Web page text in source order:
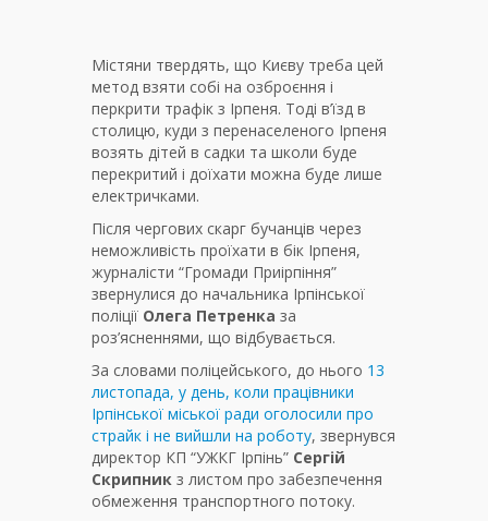
Містяни твердять, що Києву треба цей
метод взяти собі на озброєння і
перкрити трафік з Ірпеня. Тоді в’їзд в
столицю, куди з перенаселеного Ірпеня
возять дітей в садки та школи буде
перекритий і доїхати можна буде лише
електричками.
Після чергових скарг бучанців через
неможливість проїхати в бік Ірпеня,
журналісти “Громади Приірпіння”
звернулися до начальника Ірпінської
поліції Олега Петренка за
роз’ясненнями, що відбувається.
За словами поліцейського, до нього 13
листопада, у день, коли працівники
Ірпінської міської ради оголосили про
страйк і не вийшли на роботу, звернувся
директор КП “УЖКГ Ірпінь” Сергій
Скрипник з листом про забезпечення
обмеження транспортного потоку.